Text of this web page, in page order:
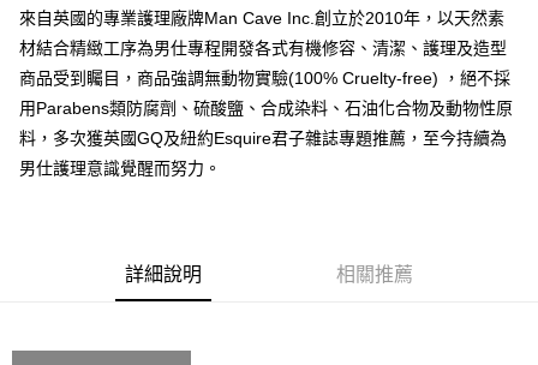
【「AFTEE先享後付」結帳流程】
１．於結帳方式選擇「AFTEE先享後付」後，將跳轉至「AFTEE先享後付」
結帳頁面，進行簡訊認證並確認金額後，即可完成結帳。
２．訂單成立數日內，您將收到繳費通知簡訊。
３．收到繳費通知簡訊後14天內，點擊此簡訊中的連結，可透過四大超商／
ATM／網路銀行／等多元方式進行付款，方視為交易完成。
※ 請注意：結帳手續完成當下不需立刻繳費，但若您需要取消訂單，請聯絡
購買商品的店家。未經商家同意取消之訂單仍視為有效，需透過AFTEE先享
每筆NT$60，滿NT$2,500(含以上)免運費
7-11付款取貨
每筆NT$60，滿NT$2,500(含以上)免運費
宅配
每筆NT$100，滿NT$2,500(含以上)免運費
來自英國的專業護理廠牌Man Cave Inc.創立於2010年，以天然素
材結合精緻工序為男仕專程開發各式有機修容、清潔、護理及造型
商品受到矚目，商品強調無動物實驗(100% Cruelty-free) ，絕不採
用Parabens類防腐劑、硫酸鹽、合成染料、石油化合物及動物性原
料，多次獲英國GQ及紐約Esquire君子雜誌專題推薦，至今持續為
男仕護理意識覺醒而努力。
詳細說明 相關推薦